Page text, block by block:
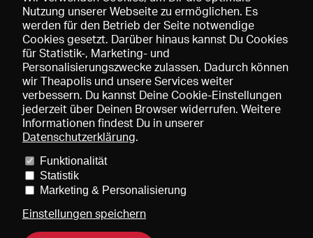
Speichern
Preise und Mitgliedschaften
Mediadaten
Über uns Impressum
Nutzung unserer Webseite zu ermöglichen. Es
werden für den Betrieb der Seite notwendige
Cookies gesetzt. Darüber hinaus kannst Du Cookies
für Statistik-, Marketing- und
Personalisierungszwecke zulassen. Dadurch können
wir Theapolis und unsere Services weiter
verbessern. Du kannst Deine Cookie-Einstellungen
jederzeit über Deinen Browser widerrufen. Weitere
Informationen findest Du in unserer
Datenschutzerklärung.
Funktionalität
Statistik
Marketing & Personalisierung
Einstellungen speichern